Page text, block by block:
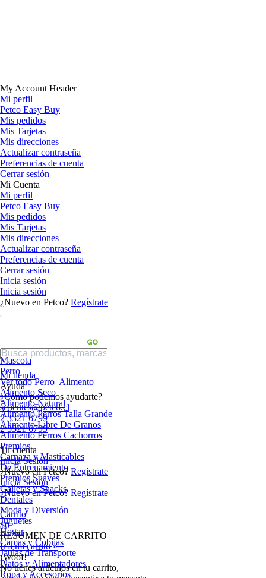
My Account Header
Mi perfil
Petco Easy Buy
Mis pedidos
Mis Tarjetas
Mis direcciones
Actualizar contraseña
Preferencias de cuenta
Cerrar sesión
Mi Cuenta
Mi perfil
Petco Easy Buy
Mis pedidos
Mis Tarjetas
Mis direcciones
Actualizar contraseña
Preferencias de cuenta
Cerrar sesión
Inicia sesión
Inicia sesión
¿Nuevo en Petco? Regístrate
Mi tienda
Ayuda
¿Cómo podemos ayudarte?
sclientes@petco.cl
2 3321 6799
2 3321 6799
Tu cuenta
Inicia Sesión
¿Nuevo en Petco? Regístrate
Inicia Sesión
¿Nuevo en Petco? Regístrate
Carrito
$0
RESUMEN DE CARRITO
Ir a mi carrito »
¡Woof!
No tíenes artículos en tu carrito,
Mascota
Perro
Ver todo Perro Alimento
Alimento Seco
Alimento Natural
Alimento Perros Talla Grande
Alimento Libre De Granos
Alimento Perros Cachorros
Premios
Carnaza y Masticables
De Entrenamiento
Premios Suaves
Galletas y Snacks
Dentales
Moda y Diversión
Juguetes
Hogar
Camas y Cobijas
Jaulas de Transporte
Platos y Alimentadores
Ropa y Accesorios